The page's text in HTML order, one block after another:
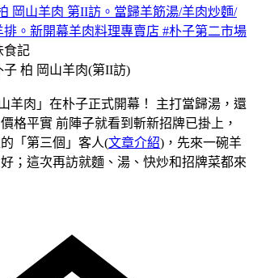
岡山羊肉 第II訪。當歸羊筋湯/羊肉炒麵/
。新開幕羊肉料理專賣店 #朴子第二市場
食記
羊肉」在朴子正式開幕！ 主打當歸湯，還
格平實 前陣子就看到斬新招牌已掛上，
「第三個」客人(文章介紹)，先來一碗羊
；這次再訪就麵、湯、快炒和招牌菜都來